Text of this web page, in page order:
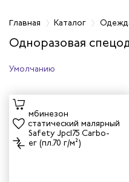
одежда
одежда
Главная Каталог
Одноразовая